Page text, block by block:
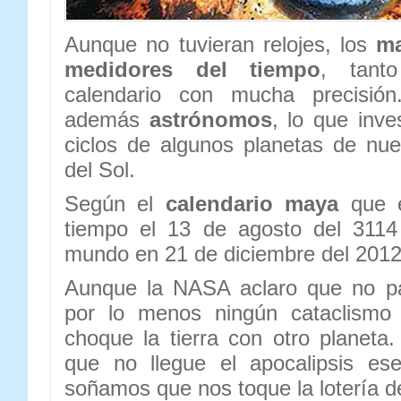
Aunque no tuvieran relojes, los
medidores del tiempo,
calendario con mucha
además astrónomos, lo que
ciclos de algunos planetas de
del Sol.
Según el calendario mayaque
tiempo el 13 de agosto del
mundo en 21 de diciembre del
Aunque la NASA aclaro que no
por lo menos ningún
choque la tierra con otro
que no llegue el apocalipsis
soñamos que nos toque la lotería